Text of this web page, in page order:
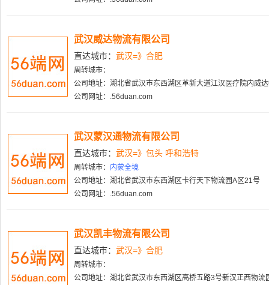
武汉威达物流有限公司
直达城市： 武汉=》合肥
周转城市：
公司地址：湖北省武汉市东西湖区革新大道江汉医疗院内威
公司网址：.56duan.com
武汉蒙汉通物流有限公司
直达城市： 武汉=》包头 呼和浩特
周转城市：
内蒙全境
公司地址：湖北省武汉市东西湖区卡行天下物流园A区21号
公司网址：.56duan.com
武汉凯丰物流有限公司
直达城市： 武汉=》合肥
周转城市：
公司地址：湖北省武汉市东西湖区高桥五路3号新汉正西物流